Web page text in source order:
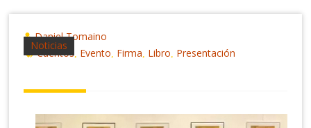
Noticias
Daniel Tomaino
Cuentos Evento Firma Libro Presentación